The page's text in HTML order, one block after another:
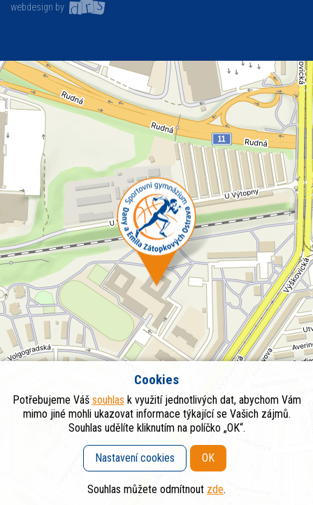
webdesign by
Cookies
Potřebujeme Váš souhlas k využití jednotlivých dat, abychom Vám
mimo jiné mohli ukazovat informace týkající se Vašich zájmů.
Souhlas udělíte kliknutím na políčko „OK“.
Nastavení cookies OK
Souhlas můžete odmítnout zde.